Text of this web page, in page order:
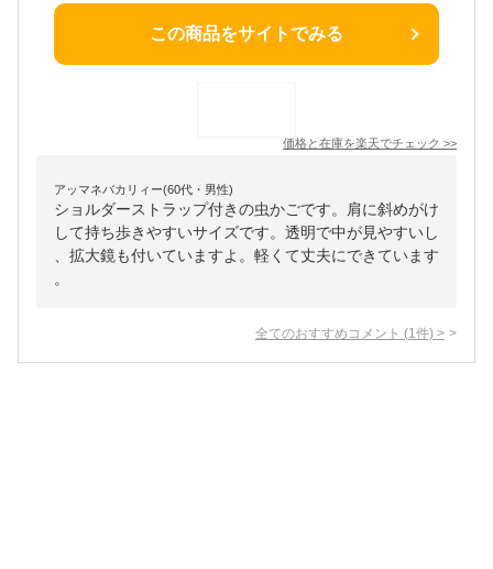
この商品をサイトでみる
価格と在庫を楽天でチェック >>
アッマネバカリィー(60代・男性)
ショルダーストラップ付きの虫かごです。肩に斜めがけ
して持ち歩きやすいサイズです。透明で中が見やすいし
、拡大鏡も付いていますよ。軽くて丈夫にできています
。
全てのおすすめコメント (1 件) >